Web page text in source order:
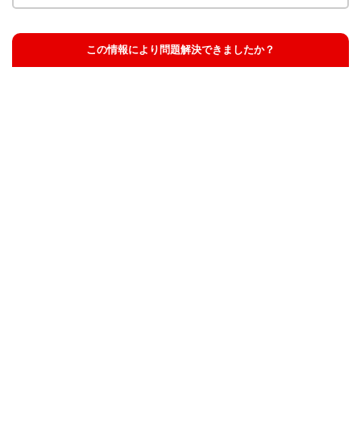
この情報により問題解決できましたか？